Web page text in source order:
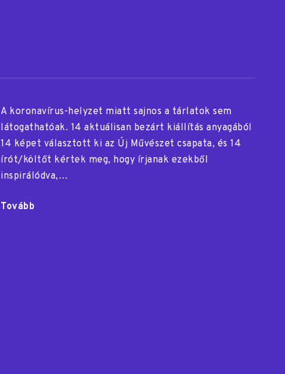
A koronavírus-helyzet miatt sajnos a tárlatok sem
látogathatóak. 14 aktuálisan bezárt kiállítás anyagából
14 képet választott ki az Új Művészet csapata, és 14
írót/költőt kértek meg, hogy írjanak ezekből
inspirálódva,…
Tovább